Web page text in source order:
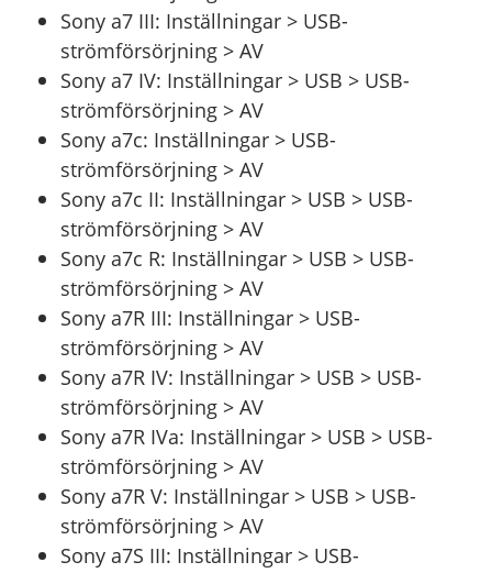
Sony a7 III: Inställningar > USB-
strömförsörjning > AV
Sony a7 IV: Inställningar > USB > USB-
strömförsörjning > AV
Sony a7c: Inställningar > USB-
strömförsörjning > AV
Sony a7c II: Inställningar > USB > USB-
strömförsörjning > AV
Sony a7c R: Inställningar > USB > USB-
strömförsörjning > AV
Sony a7R III: Inställningar > USB-
strömförsörjning > AV
Sony a7R IV: Inställningar > USB > USB-
strömförsörjning > AV
Sony a7R IVa: Inställningar > USB > USB-
strömförsörjning > AV
Sony a7R V: Inställningar > USB > USB-
strömförsörjning > AV
Sony a7S III: Inställningar > USB-